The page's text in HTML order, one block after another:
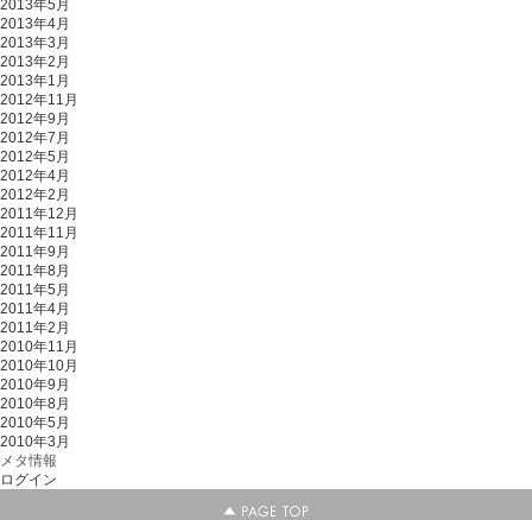
2013年5月
2013年4月
2013年3月
2013年2月
2013年1月
2012年11月
2012年9月
2012年7月
2012年5月
2012年4月
2012年2月
2011年12月
2011年11月
2011年9月
2011年8月
2011年5月
2011年4月
2011年2月
2010年11月
2010年10月
2010年9月
2010年8月
2010年5月
2010年3月
メタ情報
ログイン